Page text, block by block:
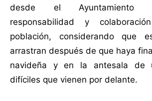
desde el Ayuntamiento
responsabilidad y
población, considerando que
arrastran después de que haya
navideña y en la antesala de
difíciles que vienen por delante.